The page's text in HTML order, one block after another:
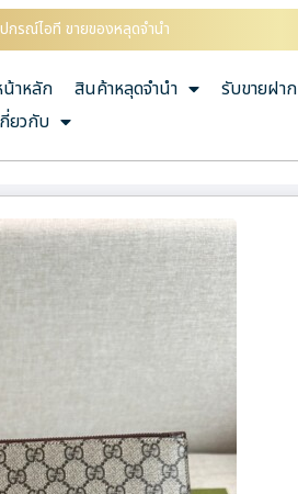
กรณ์ไอที ขายของหลุดจำนำ
าหลัก สินค้าหลุดจำนำ รับขายฝาก
ยวกับ